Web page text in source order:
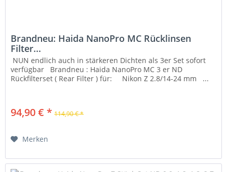
Brandneu: Haida NanoPro MC Rücklinsen
Filter...
NUN endlich auch in stärkeren Dichten als 3er Set sofort
verfügbar Brandneu : Haida NanoPro MC 3 er ND
Rückfilterset ( Rear Filter ) für: Nikon Z 2.8/14-24 mm ...
94,90 € * 114,90 € *
Merken